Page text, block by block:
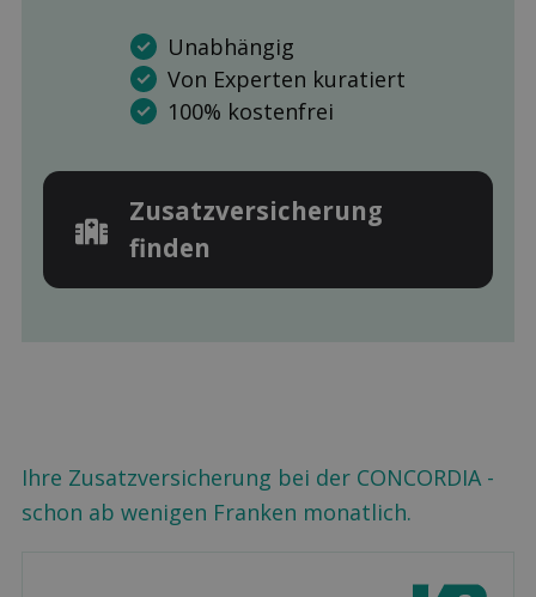
Unabhängig
Von Experten kuratiert
100% kostenfrei
Zusatz­versicherung
finden
Ihre Zusatzversicherung bei der CONCORDIA -
schon ab wenigen Franken monatlich.